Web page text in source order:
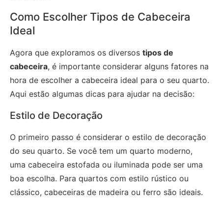
Como Escolher Tipos de Cabeceira
Ideal
Agora que exploramos os diversos tipos de
cabeceira, é importante considerar alguns fatores na
hora de escolher a cabeceira ideal para o seu quarto.
Aqui estão algumas dicas para ajudar na decisão:
Estilo de Decoração
O primeiro passo é considerar o estilo de decoração
do seu quarto. Se você tem um quarto moderno,
uma cabeceira estofada ou iluminada pode ser uma
boa escolha. Para quartos com estilo rústico ou
clássico, cabeceiras de madeira ou ferro são ideais.